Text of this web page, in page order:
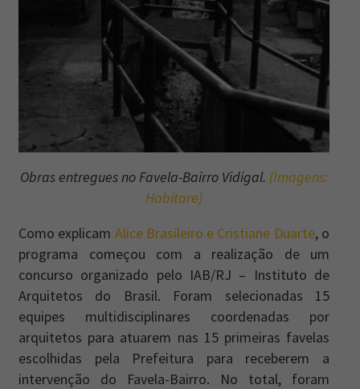
Obras entregues no Favela-Bairro Vidigal. (Imagens:
Habitare)
Como explicam Alice Brasileiro e Cristiane Duarte, o
programa começou com a realização de um
concurso organizado pelo IAB/RJ – Instituto de
Arquitetos do Brasil. Foram selecionadas 15
equipes multidisciplinares coordenadas por
arquitetos para atuarem nas 15 primeiras favelas
escolhidas pela Prefeitura para receberem a
intervenção do Favela-Bairro. No total, foram